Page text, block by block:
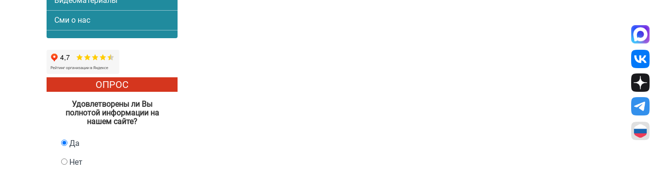
Сми о нас
ОПРОС
Удовлетворены ли Вы
полнотой информации на
нашем сайте?
Да
Нет